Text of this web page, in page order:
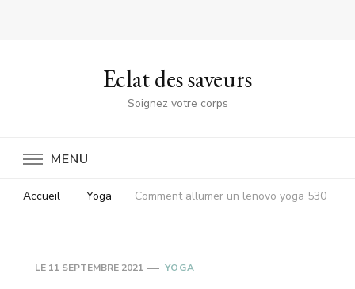
Eclat des saveurs
Soignez votre corps
MENU
Accueil Yoga Comment allumer un lenovo yoga 530
LE 11 SEPTEMBRE 2021 YOGA